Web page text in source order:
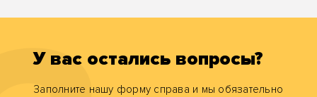
У вас остались вопросы?
Заполните нашу форму справа и мы обязательно